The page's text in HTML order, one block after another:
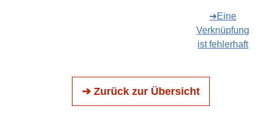
➔Eine
Verknüpfung
ist fehlerhaft
➔ Zurück zur Übersicht